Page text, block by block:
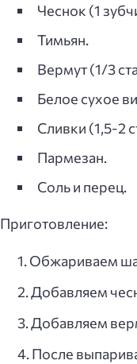
Чеснок (1
Тимьян.
Вермут (1/3
Белое сухое
Сливки (1,5-2
Пармезан.
Соль и перец.
Приготовление:
Обжариваем
Добавляем
Добавляем
После